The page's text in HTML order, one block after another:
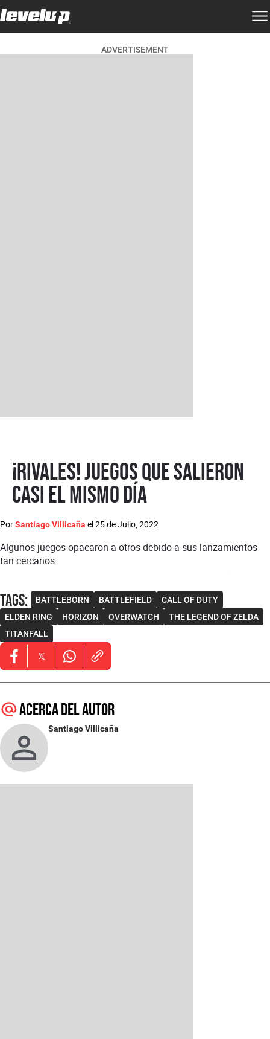
ADVERTISEMENT
¡Rivales! Juegos que salieron
casi el mismo día
PorSantiago Villicaña el25 de Julio, 2022
Algunos juegos opacaron a otros debido a sus lanzamientos
tan cercanos.
Tags: BATTLEBORN BATTLEFIELD
CALL OF DUTY
ELDEN RING
HORIZON OVERWATCH
THE LEGEND OF ZELDA
TITANFALL
Opens in new window
Opens in new window
Opens in new window
Acerca del autor
Santiago Villicaña